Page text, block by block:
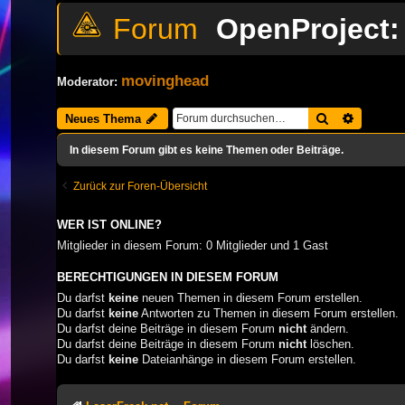
Moderator: movinghead
Neues Thema Suche
In diesem Forum gibt es keine Themen oder Beiträge.
Zurück zur Foren-Übersicht
WER IST ONLINE?
Mitglieder in diesem Forum: 0 Mitglieder und 1 Gast
BERECHTIGUNGEN IN DIESEM FORUM
Du darfst keine neuen Themen in diesem Forum erstellen.
Du darfst keine Antworten zu Themen in diesem Forum erstellen.
Du darfst deine Beiträge in diesem Forum nicht ändern.
Du darfst deine Beiträge in diesem Forum nicht löschen.
Du darfst keine Dateianhänge in diesem Forum erstellen.